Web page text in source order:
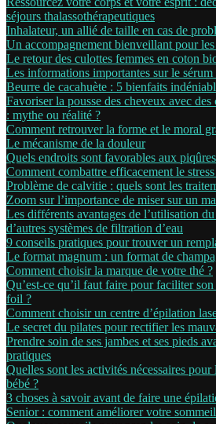
séjours thalassothérapeutiques
Inhalateur, un allié de taille en cas de
Un accompagnement bienveillant pour
Le retour des culottes femmes en coton
Les informations importantes sur le
Beurre de cacahuète : 5 bienfaits
Favoriser la pousse des cheveux avec
: mythe ou réalité ?
Comment retrouver la forme et le moral
Le mécanisme de la douleur
Quels endroits sont favorables aux piqûres
Comment combattre efficacement le stress
Problème de calvitie : quels sont les
Zoom sur l’importance de miser sur un
Les différents avantages de l’utilisation
d’autres systèmes de filtration d’eau
9 conseils pratiques pour trouver un
Le format magnum : un format de
Comment choisir la marque de votre thé ?
Qu’est-ce qu’il faut faire pour faciliter
foil ?
Comment choisir un centre d’épilation
Le secret du pilates pour rectifier les
Prendre soin de ses jambes et ses pieds
pratiques
Quelles sont les activités nécessaires
bébé ?
3 choses à savoir avant de faire une
Senior : comment améliorer votre